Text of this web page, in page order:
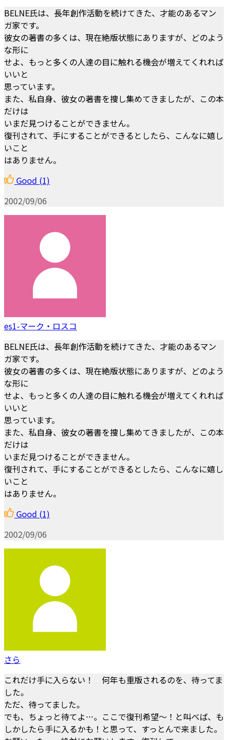
BELNE氏は、長年創作活動を続けてきた、才能のあるマン
ガ家です。
彼女の著書の多くは、現在絶版状態にありますが、どのよう
な形に
せよ、もっと多くの人達の目に触れる機会が増えてくれれば
いいと
思っています。
また、私自身、彼女の著書を捜し集めてきましたが、この本
だけは
いまだ見つけることができません。
復刊されて、手にすることができるとしたら、こんなに嬉し
いこと
はありません。
Good (1)
2002/09/06
es1-マーク・ロスコ
BELNE氏は、長年創作活動を続けてきた、才能のあるマン
ガ家です。
彼女の著書の多くは、現在絶版状態にありますが、どのよう
な形に
せよ、もっと多くの人達の目に触れる機会が増えてくれれば
いいと
思っています。
また、私自身、彼女の著書を捜し集めてきましたが、この本
だけは
いまだ見つけることができません。
復刊されて、手にすることができるとしたら、こんなに嬉し
いこと
はありません。
Good (1)
2002/09/06
さら
これだけ手に入らない！ 何年も重版されるのを、待ってま
した。
ただ、待ってました。
でも、ちょっと待てよ…。ここで復刊希望～！と叫べば、も
しかしたら手に入るかも！と思って、すっとんで来ました。